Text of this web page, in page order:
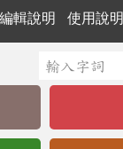
編輯說明 使用說明